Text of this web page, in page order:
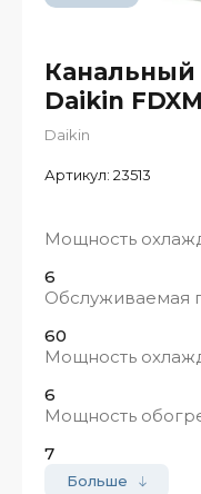
Daikin
Daikin
Артикул: 23513
Мощность
6
Обслуживаемая
60
Мощность
6
Мощность
7
Больше